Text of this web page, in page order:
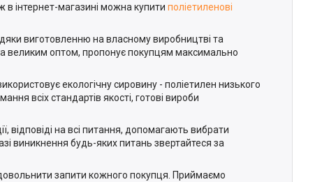
в інтернет-магазині можна купити поліетиленові
виготовленню на власному виробництві та
великим оптом, пропонує покупцям максимально
екологічну сировину - поліетилен низького
всіх стандартів якості, готові вироби
відповіді на всі питання, допомагають вибрати
виникнення будь-яких питань звертайтеся за
запити кожного покупця. Приймаємо